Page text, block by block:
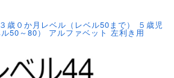
３歳０か月レベル（レベル50まで） ５歳児
50～80） アルファベット 左利き用